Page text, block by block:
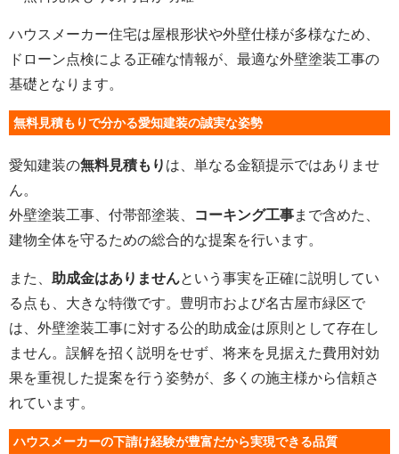
ハウスメーカー住宅は屋根形状や外壁仕様が多様なため、
ドローン点検による正確な情報が、最適な外壁塗装工事の
基礎となります。
無料見積もりで分かる愛知建装の誠実な姿勢
愛知建装の無料見積もり は、単なる金額提示ではありませ
ん。
外壁塗装工事、付帯部塗装、
コーキング工事まで含めた、
建物全体を守るための総合的な提案を行います。
また、 助成金はありませんという事実を正確に説明してい
る点も、大きな特徴です。豊明市および名古屋市緑区で
は、外壁塗装工事に対する公的助成金は原則として存在し
ません。誤解を招く説明をせず、将来を見据えた費用対効
果を重視した提案を行う姿勢が、多くの施主様から信頼さ
れています。
ハウスメーカーの下請け経験が豊富だから実現できる品質